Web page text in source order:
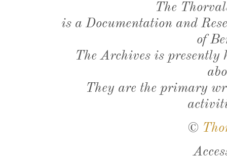
The
is a Documentation and
of
The Archives is presently
They are the primary
©